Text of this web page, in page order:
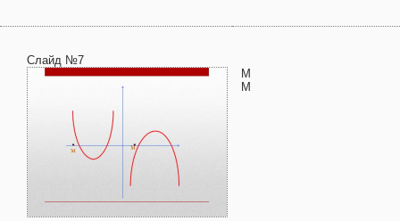
Слайд №7
М
М